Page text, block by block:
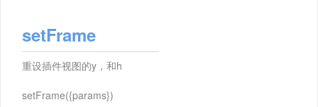
setFrame
重设插件视图的y，和h
setFrame({params})